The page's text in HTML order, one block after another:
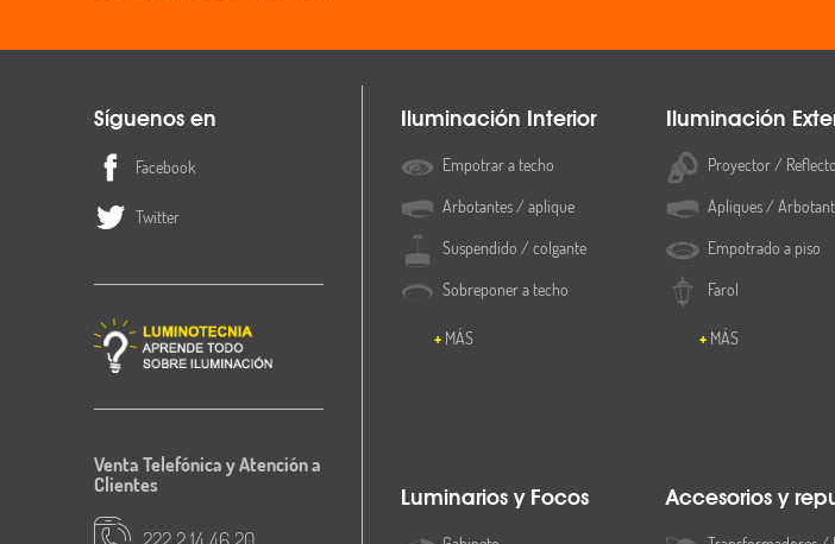
Síguenos en
Facebook
Twitter
Venta Telefónica y Atención a
Clientes
Iluminación Interior
Empotrar a techo
Arbotantes / aplique
Suspendido / colgante
Sobreponer a techo
MÁS
Iluminación
Proyector /
Apliques /
Empotrado a piso
Farol
MÁS
Luminarios y Focos Accesorios y